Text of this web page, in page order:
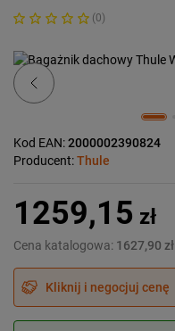
(0)
Previous
Kod EAN:2000002390824
Producent:Thule
1259,15 zł
Cena katalogowa: 1627,90 zł
Kliknij i negocjuj cenę